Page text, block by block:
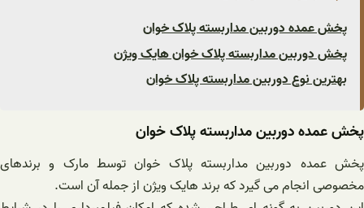
پخش عمده دوربین مداربسته پلاک خوان
پخش دوربین مداربسته پلاک خوان هایک ویژن
بهترین نوع دوربین مداربسته پلاک خوان
پخش عمده دوربین مداربسته پلاک خوان
پخش عمده دوربین مداربسته پلاک خوان توسط مارک و برندهای
مخصوصی انجام می گیرد که برند هایک ویژن از جمله آن است.